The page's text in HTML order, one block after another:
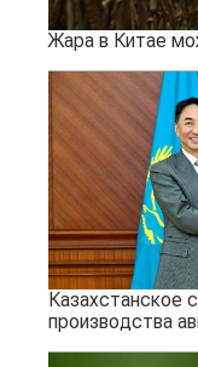
Жара в Китае
Казахстанское
производства